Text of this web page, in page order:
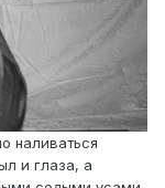
наливаться
и глаза, а